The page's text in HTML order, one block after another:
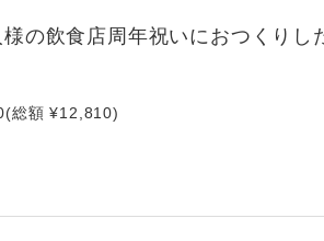
様の飲食店周年祝いにおつくりし
総額 ¥12,810)